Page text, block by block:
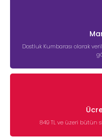
Dostluk Kumbarası olarak
849 TL ve üzeri bütün